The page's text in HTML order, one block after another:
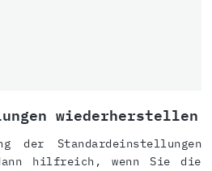
wiederherstellen
der Standardeinstellungen
hilfreich, wenn Sie die